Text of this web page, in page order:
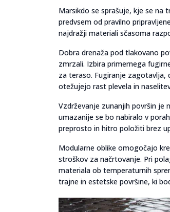
Marsikdo se sprašuje, kje se na
predvsem od pravilno
najdražji materiali sčasoma
Dobra drenaža pod tlakovano
zmrzali. Izbira primernega
za teraso. Fugiranje zagotavlja,
otežujejo rast plevela in
Vzdrževanje zunanjih površin je
umazanije se bo nabiralo v
preprosto in hitro položiti brez
Modularne oblike omogočajo
stroškov za načrtovanje. Pri
materiala ob temperaturnih
trajne in estetske površine, ki